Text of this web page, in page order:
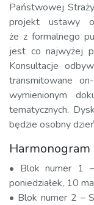
Państwowej
projekt ustawy
że z formalnego
jest co najwyżej
Konsultacje
transmitowane
wymienionym
tematycznych.
będzie osobny
• Blok numer 1 –
poniedziałek, 10
• Blok numer 2 –